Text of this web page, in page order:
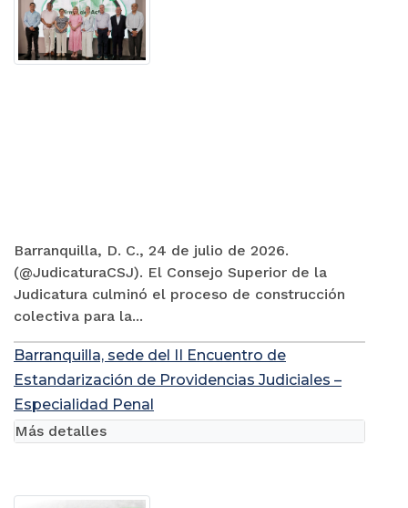
Barranquilla, D. C., 24 de julio de 2026.
(@JudicaturaCSJ). El Consejo Superior de la
Judicatura culminó el proceso de construcción
colectiva para la...
Barranquilla, sede del II Encuentro de
Estandarización de Providencias Judiciales –
Especialidad Penal
Más detalles